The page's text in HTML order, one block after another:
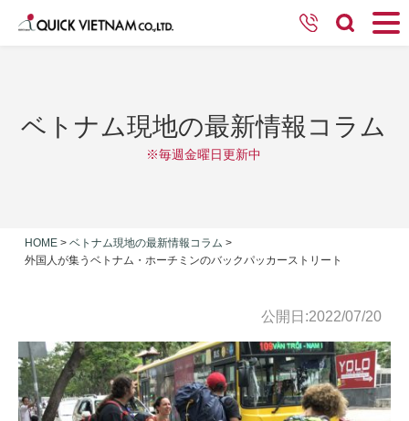
ベトナム現地の最新情報コラム
※毎週金曜日更新中
HOME > ベトナム現地の最新情報コラム >
外国人が集うベトナム・ホーチミンのバックパッカーストリート
公開日:2022/07/20